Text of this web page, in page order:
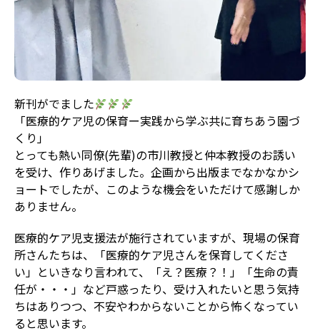
新刊がでました
「医療的ケア児の保育ー実践から学ぶ共に育ちあう園づ
くり」
とっても熱い同僚(先輩)の市川教授と仲本教授のお誘い
を受け、作りあげました。企画から出版までなかなかシ
ョートでしたが、このような機会をいただけて感謝しか
ありません。
医療的ケア児支援法が施行されていますが、現場の保育
所さんたちは、「医療的ケア児さんを保育してくださ
い」といきなり言われて、「え？医療？！」「生命の責
任が・・・」など戸惑ったり、受け入れたいと思う気持
ちはありつつ、不安やわからないことから怖くなってい
ると思います。